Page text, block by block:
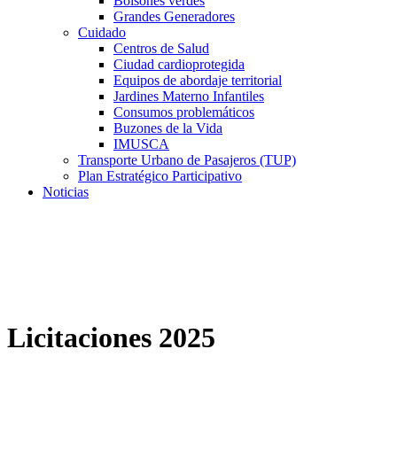
Grandes Generadores
Cuidado
Centros de Salud
Ciudad cardioprotegida
Equipos de abordaje territorial
Jardines Materno Infantiles
Consumos problemáticos
Buzones de la Vida
IMUSCA
Transporte Urbano de Pasajeros (TUP)
Plan Estratégico Participativo
Noticias
Licitaciones 2025